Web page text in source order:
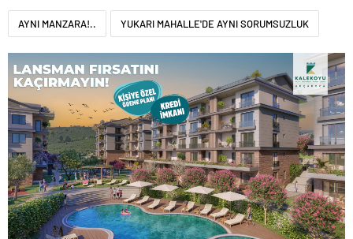
AYNI MANZARA!.. YUKARI MAHALLE'DE AYNI SORUMSUZLUK